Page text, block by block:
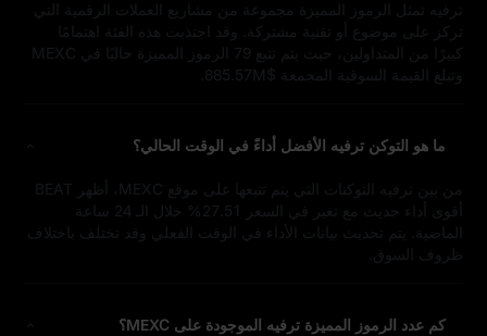
ترفيه تمثل الرموز المميزة مجموعة من مشاريع العملات الرقمية التي
تركز على موضوع أو تقنية مشتركة. وقد اجتذبت هذه الفئة اهتمامًا
كبيرًا من المتداولين، حيث يتم تتبع 79 الرموز المميزة حاليًا في MEXC
وتبلغ القيمة السوقية المجمعة $885.57M.
ما هو التوكن ترفيه الأفضل أداءً في الوقت الحالي؟
من بين ترفيه التوكنات التي يتم تتبعها على موقع MEXC، أظهر BEAT
أقوى أداء حديث مع تغير في السعر 27.51% خلال الـ 24 ساعة
الماضية. يتم تحديث بيانات الأداء في الوقت الفعلي وقد تختلف باختلاف
ظروف السوق.
كم عدد الرموز المميزة ترفيه الموجودة على MEXC؟